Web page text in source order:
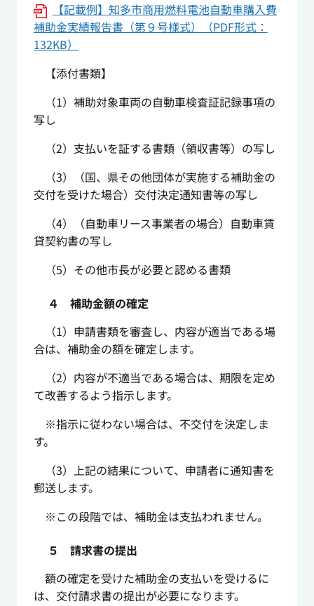
【記載例】知多市商用燃料電池自動車購入費
補助金実績報告書（第９号様式）（PDF形式：
132KB）
【添付書類】
（1）補助対象車両の自動車検査証記録事項の
写し
（2）支払いを証する書類（領収書等）の写し
（3）（国、県その他団体が実施する補助金の
交付を受けた場合）交付決定通知書等の写し
（4）（自動車リース事業者の場合）自動車賃
貸契約書の写し
（5）その他市長が必要と認める書類
４ 補助金額の確定
（1）申請書類を審査し、内容が適当である場
合は、補助金の額を確定します。
（2）内容が不適当である場合は、期限を定め
て改善するよう指示します。
※指示に従わない場合は、不交付を決定しま
す。
（3）上記の結果について、申請者に通知書を
郵送します。
※この段階では、補助金は支払われません。
５ 請求書の提出
額の確定を受けた補助金の支払いを受けるに
は、交付請求書の提出が必要になります。